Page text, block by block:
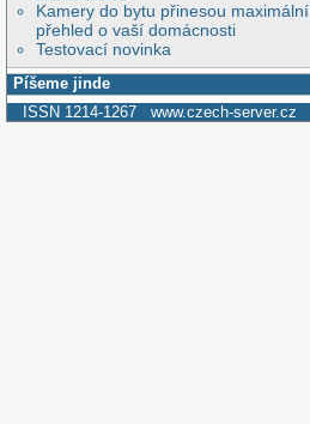
Kamery do bytu přinesou maximální
přehled o vaší domácnosti
Testovací novinka
Píšeme jinde
ISSN 1214-1267 www.czech-server.cz